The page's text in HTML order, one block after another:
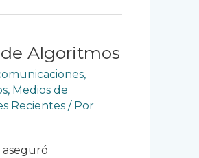
Algoritmos
,
, Medios de
Recientes / Por
aseguró